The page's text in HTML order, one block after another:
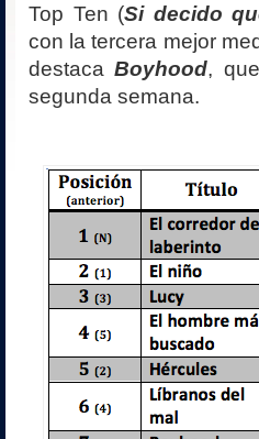
Top Ten (Si decido
con la tercera mejor
destacaBoyhood,
segunda semana.